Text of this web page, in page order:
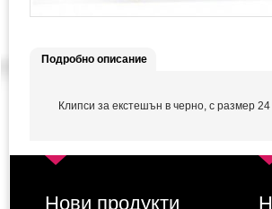
Подробно описание
Клипси за екстешън в черно, с размер
Нови продукти